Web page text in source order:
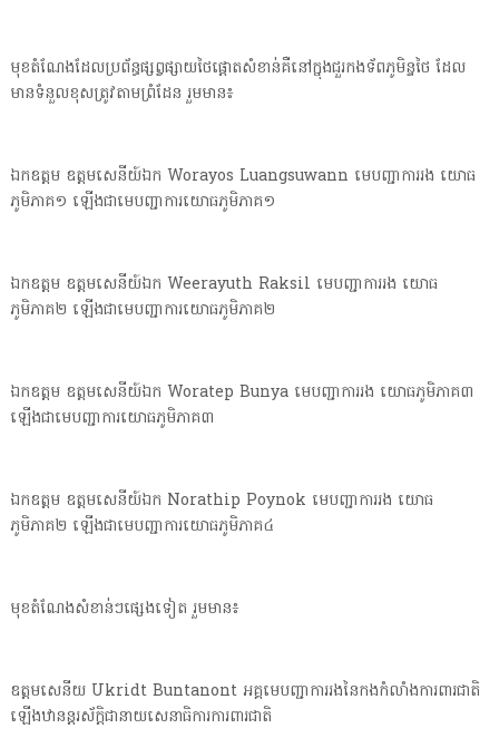
មុខតំណែងដែលប្រព័ន្ធផ្សព្វផ្សាយថៃផ្តោតសំខាន់គឺនៅក្នុងជួរកងទ័ពភូមិន្ទថៃ ដែល
មានទំនួលខុសត្រូវតាមព្រំដែន រួមមាន៖
ឯកឧត្តម ឧត្តមសេនីយ៍ឯក Worayos Luangsuwann មេបញ្ជាការរង យោធ
ភូមិភាគ១ ឡើងជាមេបញ្ជាការយោធភូមិភាគ១
ឯកឧត្តម ឧត្តមសេនីយ៍ឯក Weerayuth Raksil មេបញ្ជាការរង យោធ
ភូមិភាគ២ ឡើងជាមេបញ្ជាការយោធភូមិភាគ២
ឯកឧត្តម ឧត្តមសេនីយ៍ឯក Woratep Bunya មេបញ្ជាការរង យោធភូមិភាគ៣
ឡើងជាមេបញ្ជាការយោធភូមិភាគ៣
ឯកឧត្តម ឧត្តមសេនីយ៍ឯក Norathip Poynok មេបញ្ជាការរង យោធ
ភូមិភាគ២ ឡើងជាមេបញ្ជាការយោធភូមិភាគ៤
មុខតំណែងសំខាន់ៗផ្សេងទៀត រួមមាន៖
ឧត្តមសេនីយ Ukridt Buntanont អគ្គមេបញ្ជាការរងនៃកងកំលាំងការពារជាតិ
ឡើងឋានន្តរស័ក្តិជានាយសេនាធិការការពារជាតិ